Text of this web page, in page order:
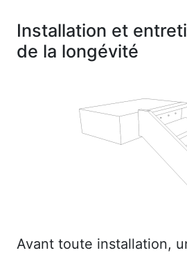
Installation et
de la longévité
Avant toute installation,